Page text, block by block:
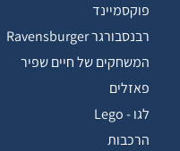
פוקסמיינד
רבנסבורגר Ravensburger
המשחקים של חיים שפיר
פאזלים
לגו - Lego
הרכבות